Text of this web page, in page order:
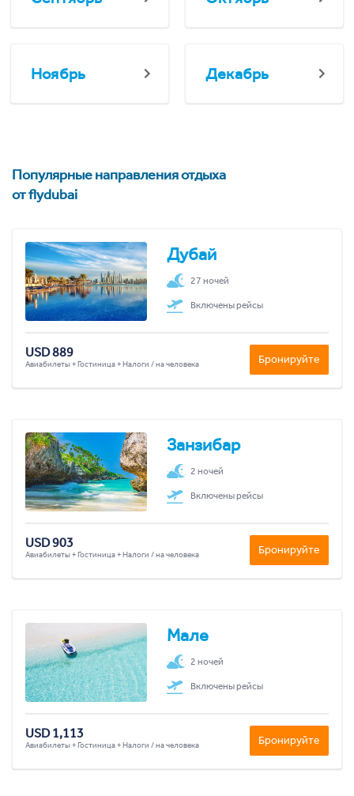
Ноябрь Декабрь
Популярные направления отдыха
от flydubai
Дубай
27 ночей
Включены рейсы
USD 889
Авиабилеты + Гостиница + Налоги / на человека Бронируйте
Занзибар
2 ночей
Включены рейсы
USD 903
Авиабилеты + Гостиница + Налоги / на человека Бронируйте
Мале
2 ночей
Включены рейсы
USD 1,113
Авиабилеты + Гостиница + Налоги / на человека Бронируйте